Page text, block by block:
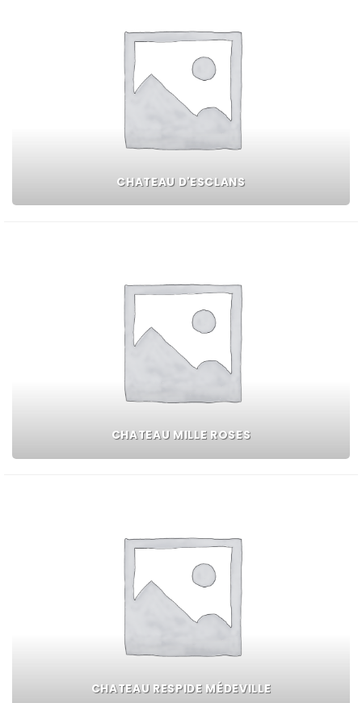
CHATEAU D'ESCLANS
CHATEAU MILLE ROSES
CHATEAU RESPIDE MÉDEVILLE